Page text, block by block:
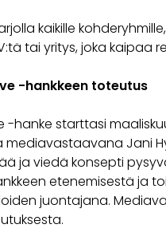
kaikille
tai yritys, joka kaipaa
-hankkeen toteutus
-hanke starttasi
mediavastaavana Jani
ja viedä konsepti
etenemisestä ja
juontajana.